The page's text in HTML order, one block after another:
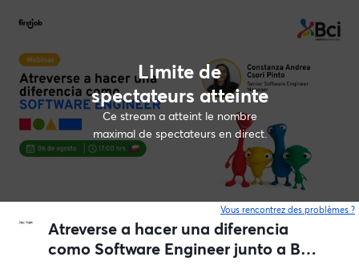
Limite de
spectateurs atteinte
Ce stream a atteint le nombre
maximal de spectateurs en direct.
Vous rencontrez des problèmes ?
Atreverse a hacer una diferencia
como Software Engineer junto a Bci